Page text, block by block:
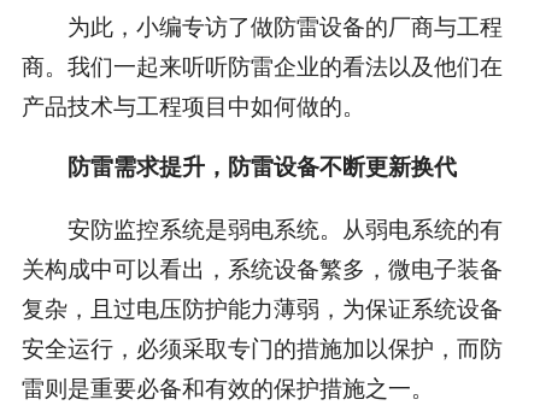
为此，小编专访了做防雷设备的厂商与工程
商。我们一起来听听防雷企业的看法以及他们在
产品技术与工程项目中如何做的。
防雷需求提升，防雷设备不断更新换代
安防监控系统是弱电系统。从弱电系统的有
关构成中可以看出，系统设备繁多，微电子装备
复杂，且过电压防护能力薄弱，为保证系统设备
安全运行，必须采取专门的措施加以保护，而防
雷则是重要必备和有效的保护措施之一。